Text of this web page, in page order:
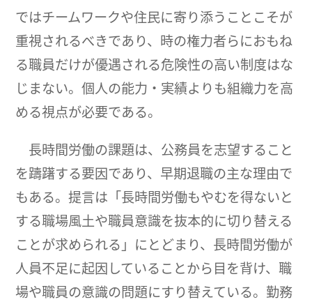
ではチームワークや住民に寄り添うことこそが
重視されるべきであり、時の権力者らにおもね
る職員だけが優遇される危険性の高い制度はな
じまない。個人の能力・実績よりも組織力を高
める視点が必要である。
長時間労働の課題は、公務員を志望すること
を躊躇する要因であり、早期退職の主な理由で
もある。提言は「長時間労働もやむを得ないと
する職場風土や職員意識を抜本的に切り替える
ことが求められる」にとどまり、長時間労働が
人員不足に起因していることから目を背け、職
場や職員の意識の問題にすり替えている。勤務